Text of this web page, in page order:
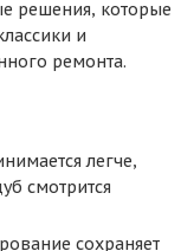
решения, которые
и
ремонта.
легче,
смотрится
сохраняет